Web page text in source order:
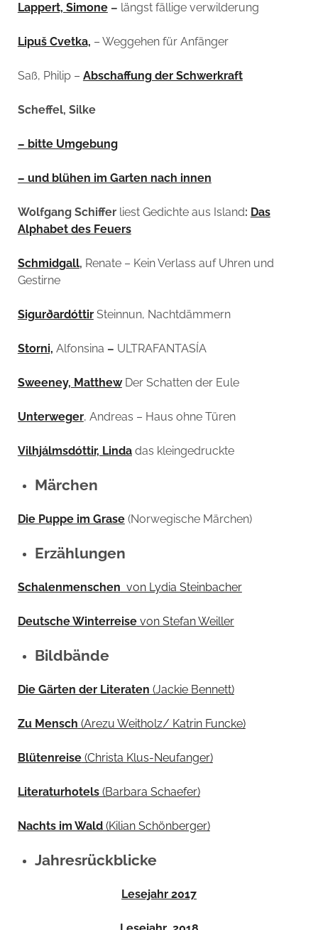
Lappert, Simone– längst fällige verwilderung
Lipuš Cvetka, – Weggehen für Anfänger
Saß, Philip – Abschaffung der Schwerkraft
Scheffel, Silke
– bitte Umgebung
– und blühen im Garten nach innen
Wolfgang Schifferliest Gedichte aus Island: Das
Alphabet des Feuers
Schmidgall, Renate – Kein Verlass auf Uhren und
Gestirne
SigurðardóttirSteinnun, Nachtdämmern
Storni, Alfonsina – ULTRAFANTASÍA
Sweeney, MatthewDer Schatten der Eule
Unterweger, Andreas – Haus ohne Türen
Vilhjálmsdóttir, Linda das kleingedruckte
Märchen
Die Puppe im Grase(Norwegische Märchen)
Erzählungen
Schalenmenschen von Lydia Steinbacher
Deutsche Winterreisevon Stefan Weiller
Bildbände
Die Gärten der Literaten (Jackie Bennett)
Zu Mensch (Arezu Weitholz/ Katrin Funcke)
Blütenreise(Christa Klus-Neufanger)
Literaturhotels(Barbara Schaefer)
Nachts im Wald(Kilian Schönberger)
Jahresrückblicke
Lesejahr 2017